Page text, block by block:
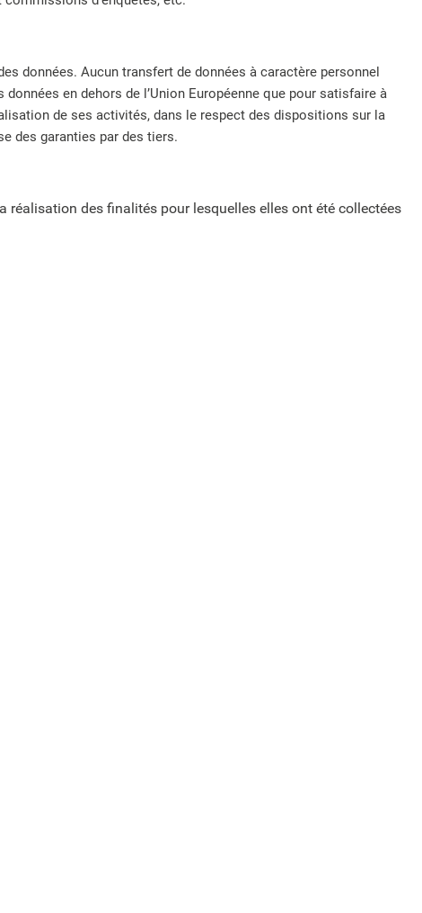
données. Aucun transfert de données à caractère personnel
en dehors de l’Union Européenne que pour satisfaire à
de ses activités, dans le respect des dispositions sur la
des garanties par des tiers.
réalisation des finalités pour lesquelles elles ont été collectées